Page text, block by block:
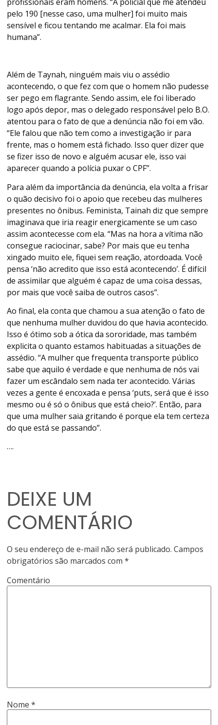
pelo 190 [nesse caso, uma mulher] foi muito mais
sensível e ficou tentando me acalmar. Ela foi mais
humana”.
Além de Taynah, ninguém mais viu o assédio
acontecendo, o que fez com que o homem não pudesse
ser pego em flagrante. Sendo assim, ele foi liberado
logo após depor, mas o delegado responsável pelo B.O.
atentou para o fato de que a denúncia não foi em vão.
“Ele falou que não tem como a investigação ir para
frente, mas o homem está fichado. Isso quer dizer que
se fizer isso de novo e alguém acusar ele, isso vai
aparecer quando a polícia puxar o CPF”.
Para além da importância da denúncia, ela volta a frisar
o quão decisivo foi o apoio que recebeu das mulheres
presentes no ônibus. Feminista, Tainah diz que sempre
imaginava que iria reagir energicamente se um caso
assim acontecesse com ela. “Mas na hora a vítima não
consegue raciocinar, sabe? Por mais que eu tenha
xingado muito ele, fiquei sem reação, atordoada. Você
pensa ‘não acredito que isso está acontecendo’. É difícil
de assimilar que alguém é capaz de uma coisa dessas,
por mais que você saiba de outros casos”.
Ao final, ela conta que chamou a sua atenção o fato de
que nenhuma mulher duvidou do que havia acontecido.
Isso é ótimo sob a ótica da sororidade, mas também
explicita o quanto estamos habituadas a situações de
assédio. “A mulher que frequenta transporte público
sabe que aquilo é verdade e que nenhuma de nós vai
fazer um escândalo sem nada ter acontecido. Várias
vezes a gente é encoxada e pensa ‘puts, será que é isso
mesmo ou é só o ônibus que está cheio?’. Então, para
que uma mulher saia gritando é porque ela tem certeza
do que está se passando”.
….
DEIXE UM
COMENTÁRIO
O seu endereço de e-mail não será publicado. Campos
obrigatórios são marcados com*
Comentário
Nome*